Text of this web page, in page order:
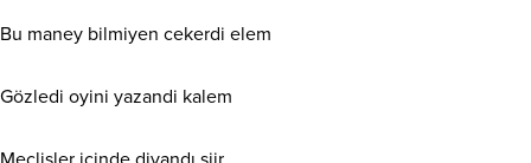
Bu maney bilmiyen cekerdi elem
Gözledi oyini yazandi kalem